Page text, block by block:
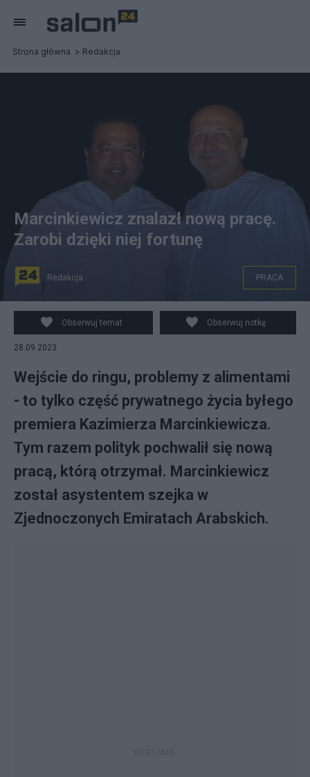
Strona główna Redakcja
Kazimierz Marcinkiewicz i szejk Ahmed bin Faisal al-
Kasimi. Fot. Facebook/Kazimierz Marcinkiewicz
Marcinkiewicz znalazł nową pracę.
Zarobi dzięki niej fortunę
Redakcja PRACA
Obserwuj temat Obserwuj notkę
28.09.2023
Wejście do ringu, problemy z alimentami
- to tylko część prywatnego życia byłego
premiera Kazimierza Marcinkiewicza.
Tym razem polityk pochwalił się nową
pracą, którą otrzymał. Marcinkiewicz
został asystentem szejka w
Zjednoczonych Emiratach Arabskich.